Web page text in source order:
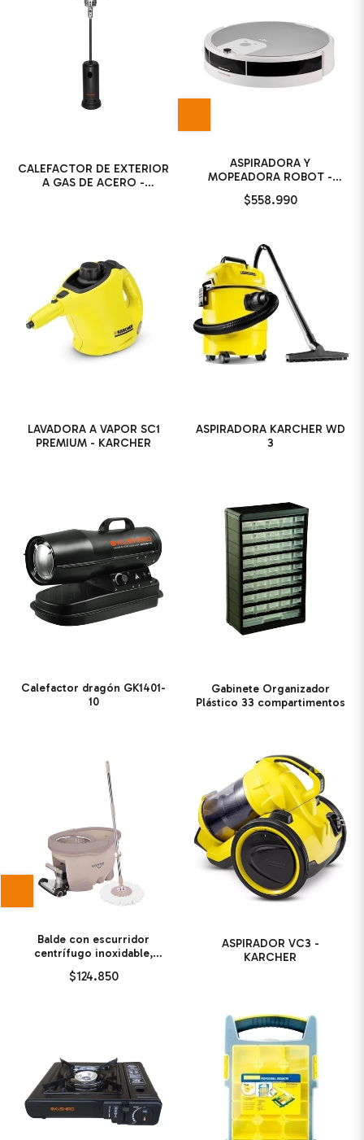
CALEFACTOR DE EXTERIOR
A GAS DE ACERO -
ASPIRADORA Y
MOPEADORA ROBOT -
$558.990
LAVADORA A VAPOR SC1
PREMIUM - KARCHER
ASPIRADORA KARCHER WD
3
Calefactor dragón GK1401-
10
Gabinete Organizador
Plástico 33 compartimentos
Balde con escurridor
centrífugo inoxidable,
ruedas y manija
$124.850
ASPIRADOR VC3 -
KARCHER